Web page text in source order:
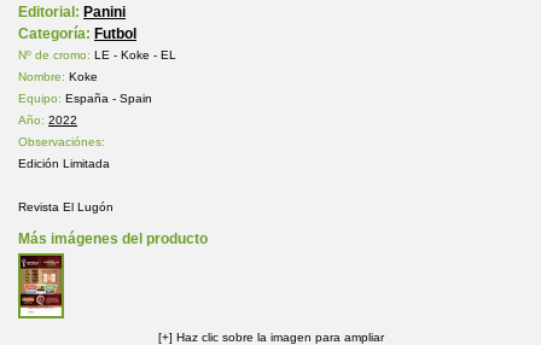
Editorial: Panini
Categoría: Futbol
Nº de cromo: LE - Koke - EL
Nombre: Koke
Equipo: España - Spain
Año: 2022
Observaciónes:
Edición Limitada
Revista El Lugón
Más imágenes del producto
[+] Haz clic sobre la imagen para ampliar